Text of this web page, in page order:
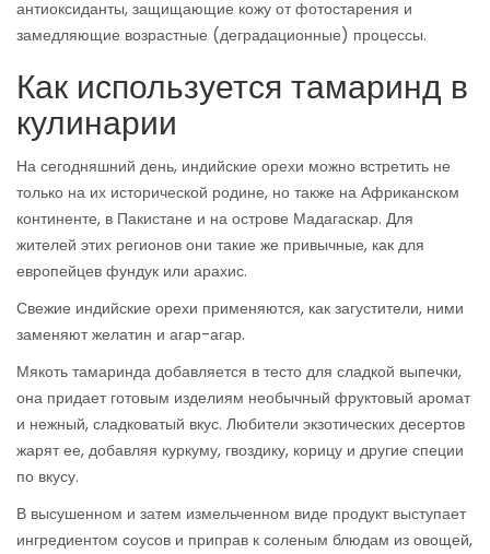
антиоксиданты, защищающие кожу от фотостарения и
замедляющие возрастные (деградационные) процессы.
Как используется тамаринд в
кулинарии
На сегодняшний день, индийские орехи можно встретить не
только на их исторической родине, но также на Африканском
континенте, в Пакистане и на острове Мадагаскар. Для
жителей этих регионов они такие же привычные, как для
европейцев фундук или арахис.
Свежие индийские орехи применяются, как загустители, ними
заменяют желатин и агар-агар.
Мякоть тамаринда добавляется в тесто для сладкой выпечки,
она придает готовым изделиям необычный фруктовый аромат
и нежный, сладковатый вкус. Любители экзотических десертов
жарят ее, добавляя куркуму, гвоздику, корицу и другие специи
по вкусу.
В высушенном и затем измельченном виде продукт выступает
ингредиентом соусов и приправ к соленым блюдам из овощей,